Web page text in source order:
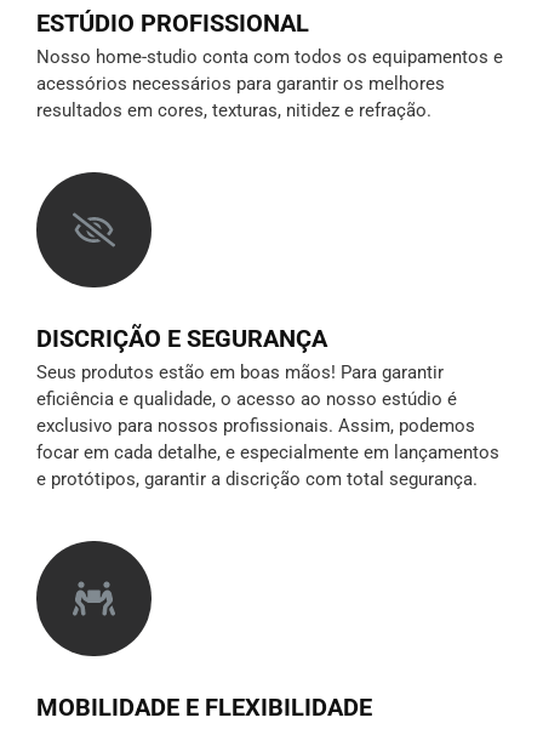
ESTÚDIO PROFISSIONAL
Nosso home-studio conta com todos os equipamentos e
acessórios necessários para garantir os melhores
resultados em cores, texturas, nitidez e refração.
DISCRIÇÃO E SEGURANÇA
Seus produtos estão em boas mãos! Para garantir
eficiência e qualidade, o acesso ao nosso estúdio é
exclusivo para nossos profissionais. Assim, podemos
focar em cada detalhe, e especialmente em lançamentos
e protótipos, garantir a discrição com total segurança.
MOBILIDADE E FLEXIBILIDADE